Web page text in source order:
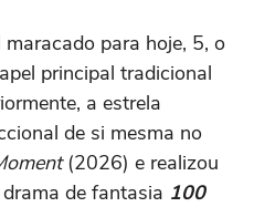
para hoje, 5, o
principal tradicional
a estrela
de si mesma no
(2026) e realizou
de fantasia 100